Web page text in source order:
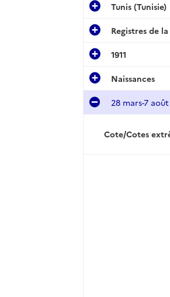
Tunis (Tunisie)
Registres de
1911
Naissances
28 mars-7 août
Cote/Cotes